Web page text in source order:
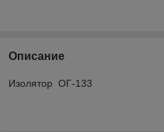
Описание
Изолятор ОГ-133